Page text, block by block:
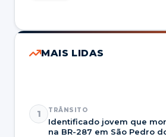
MAIS LIDAS
1 TRÂNSITO
Identificado jovem que
na BR-287 em São Pedro